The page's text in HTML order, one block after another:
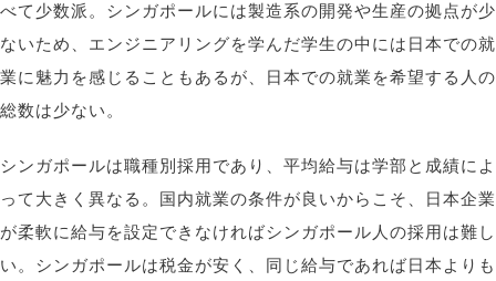
べて少数派。シンガポールには製造系の開発や生産の拠点が少
ないため、エンジニアリングを学んだ学生の中には日本での就
業に魅力を感じることもあるが、日本での就業を希望する人の
総数は少ない。
シンガポールは職種別採用であり、平均給与は学部と成績によ
って大きく異なる。国内就業の条件が良いからこそ、日本企業
が柔軟に給与を設定できなければシンガポール人の採用は難し
い。シンガポールは税金が安く、同じ給与であれば日本よりも